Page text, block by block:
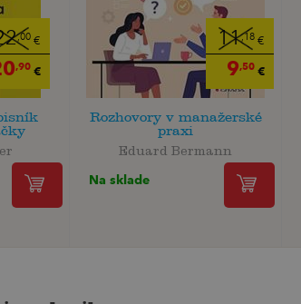
,00€
,90€
11,18€
9,50€
Rozhovory v manažerské
praxi
Eduard Bermann
Na sklade